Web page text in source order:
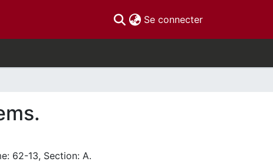
Se connecter(current)
62-13, Section: A.